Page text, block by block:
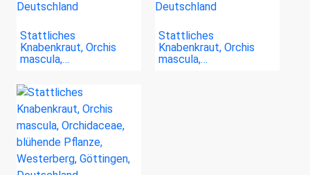
Stattliches
Knabenkraut, Orchis
mascula,…
Stattliches
Knabenkraut, Orchis
mascula,…